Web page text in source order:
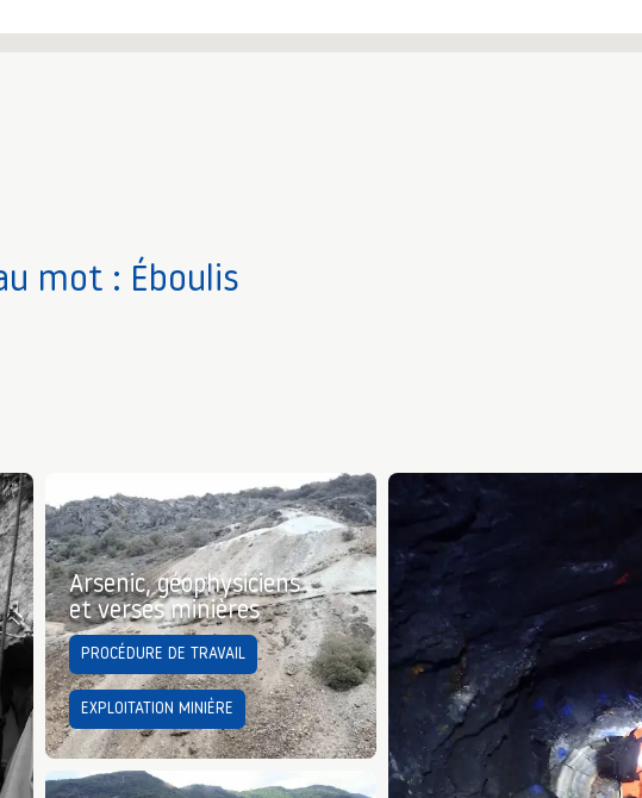
mot : Éboulis
Arsenic, géophysiciens
et verses minières
PROCÉDURE DE TRAVAIL
EXPLOITATION MINIÈRE